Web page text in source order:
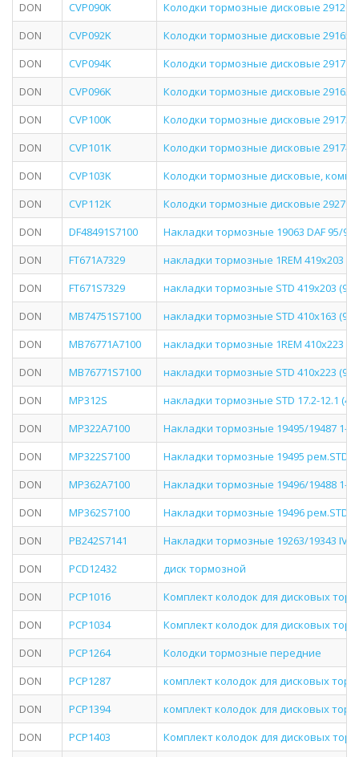
DON CVP090K
Колодки тормозные дисковые 29126,
DON
CVP092K
Колодки тормозные дисковые 29165,
DON
CVP094K
Колодки тормозные дисковые 29171,
DON
CVP096K
Колодки тормозные дисковые 29162,
DON
CVP100K
Колодки тормозные дисковые 29173
DON
CVP101K
Колодки тормозные дисковые 29174
DON
CVP103K
Колодки тормозные дисковые,
DON
CVP112K
Колодки тормозные дисковые 29279
DON
DF48491S7100
Накладки тормозные 19063 DAF 95/
DON
FT671A7329
накладки тормозные 1REM 419х203
DON
FT671S7329
накладки тормозные STD 419х203
DON
MB74751S7100
накладки тормозные STD 410х163
DON
MB76771A7100
накладки тормозные 1REM 410х223
DON
MB76771S7100
накладки тормозные STD 410х223
DON
MP312S
накладки тормозные STD 17.2-12.1
DON
MP322A7100
Накладки тормозные 19495/19487 1-й
DON
MP322S7100
Накладки тормозные 19495 рем.STD
DON
MP362A7100
Накладки тормозные 19496/19488 1-й
DON
MP362S7100
Накладки тормозные 19496 рем.STD
DON
PB242S7141
Накладки тормозные 19263/19343
DON
PCD12432
диск тормозной
DON
PCP1016
Комплект колодок для дисковых
DON
PCP1034
Комплект колодок для дисковых
DON
PCP1264
Колодки тормозные передние
DON
PCP1287
комплект колодок для дисковых
DON
PCP1394
комплект колодок для дисковых
DON
PCP1403
Комплект колодок для дисковых